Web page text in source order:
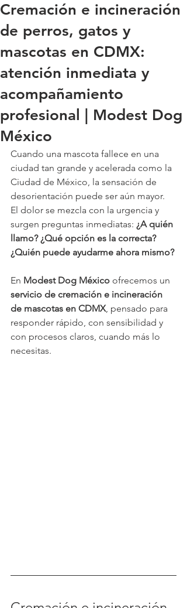
Cremación e incineración
de perros, gatos y
mascotas en CDMX:
atención inmediata y
acompañamiento
profesional | Modest Dog
México
Cuando una mascota fallece en una
ciudad tan grande y acelerada como la
Ciudad de México, la sensación de
desorientación puede ser aún mayor.
El dolor se mezcla con la urgencia y
surgen preguntas inmediatas: ¿A quién
llamo? ¿Qué opción es la correcta?
¿Quién puede ayudarme ahora mismo?
En Modest Dog México ofrecemos un
servicio de cremación e incineración
de mascotas en CDMX, pensado para
responder rápido, con sensibilidad y
con procesos claros, cuando más lo
necesitas.